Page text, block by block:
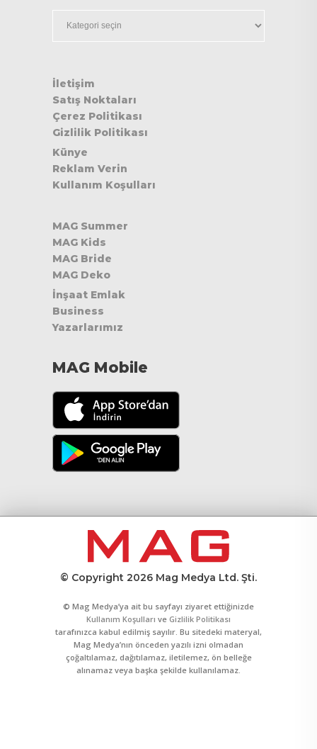
İletişim
Satış Noktaları
Çerez Politikası
Gizlilik Politikası
Künye
Reklam Verin
Kullanım Koşulları
MAG Summer
MAG Kids
MAG Bride
MAG Deko
İnşaat Emlak
Business
Yazarlarımız
MAG Mobile
© Copyright 2026 Mag Medya Ltd. Şti.
© Mag Medya’ya ait bu sayfayı ziyaret ettiğinizde
Kullanım Koşulları ve Gizlilik Politikası
tarafınızca kabul edilmiş sayılır. Bu sitedeki materyal,
Mag Medya’nın önceden yazılı izni olmadan
çoğaltılamaz, dağıtılamaz, iletilemez, ön belleğe
alınamaz veya başka şekilde kullanılamaz.